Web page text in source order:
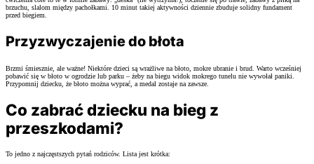
brzuchu, slalom między pachołkami. 10 minut takiej aktywności dziennie zbuduje solidny fundament
przed biegiem.
Przyzwyczajenie do błota
Brzmi śmiesznie, ale ważne! Niektóre dzieci są wrażliwe na błoto, mokre ubranie i brud. Warto wcześniej
pobawić się w błoto w ogrodzie lub parku – żeby na biegu widok mokrego tunelu nie wywołał paniki.
Przypomnij dziecku, że błoto można wyprać, a medal zostaje na zawsze.
Co zabrać dziecku na bieg z
przeszkodami?
To jedno z najczęstszych pytań rodziców. Lista jest krótka: